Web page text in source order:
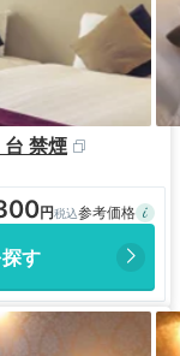
禁煙
す